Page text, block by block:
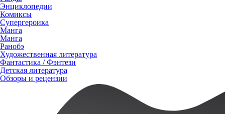
Энциклопедии
Комиксы
Супергероика
Манга
Манга
Ранобэ
Художественная литература
Фантастика / Фэнтези
Детская литература
Обзоры и рецензии